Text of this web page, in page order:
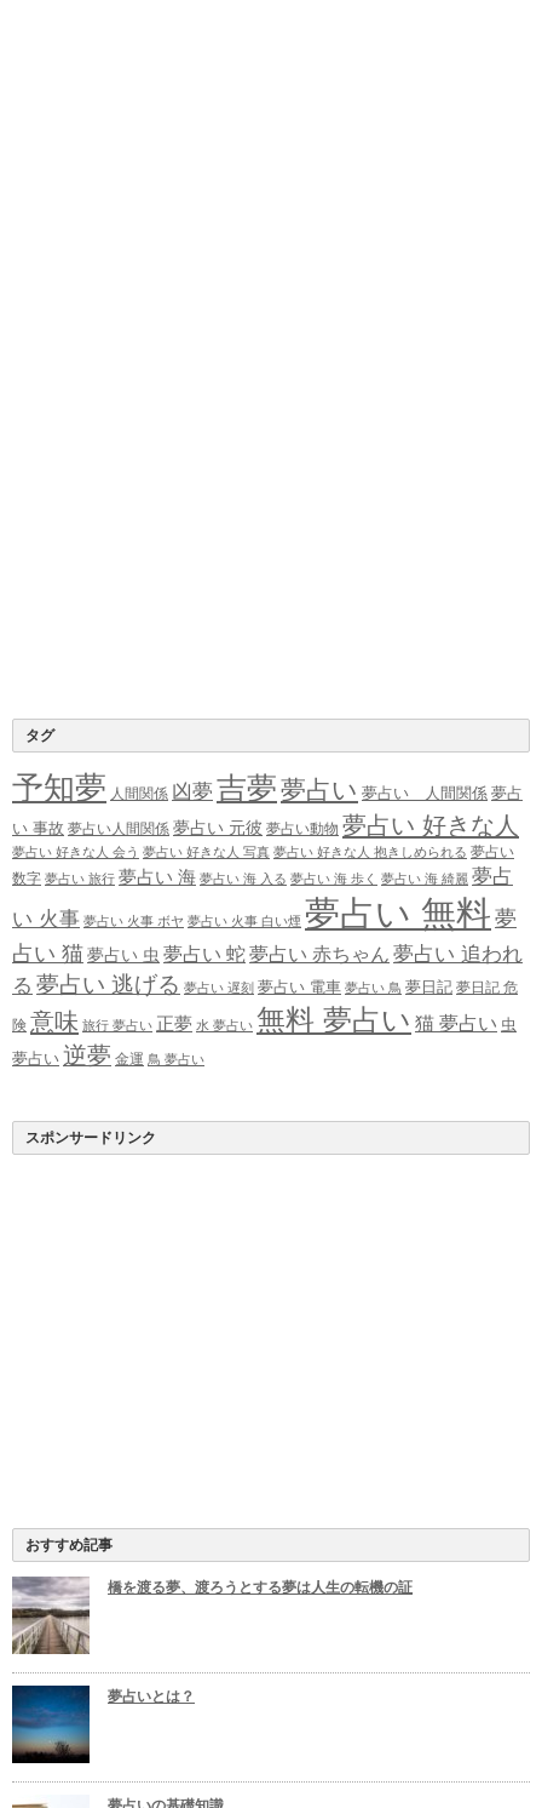
タグ
予知夢 人間関係 凶夢 吉夢夢占い 夢占い 人間関係 夢占
い 事故 夢占い人間関係 夢占い 元彼 夢占い動物 夢占い 好きな人
夢占い 好きな人 会う 夢占い 好きな人 写真 夢占い 好きな人 抱きしめられる 夢占い
数字 夢占い 旅行 夢占い 海 夢占い 海 入る 夢占い 海 歩く 夢占い 海 綺麗 夢占
い 火事 夢占い 火事 ボヤ 夢占い 火事 白い煙 夢占い 無料 夢
占い 猫夢占い 虫 夢占い 蛇夢占い 赤ちゃん 夢占い 追われ
る 夢占い 逃げる 夢占い 遅刻 夢占い 電車 夢占い 鳥 夢日記 夢日記 危
険 意味 旅行 夢占い 正夢 水 夢占い 無料 夢占い 猫 夢占い 虫
夢占い 逆夢 金運 鳥 夢占い
スポンサードリンク
おすすめ記事
橋を渡る夢、渡ろうとする夢は人生の転機の証
夢占いとは？